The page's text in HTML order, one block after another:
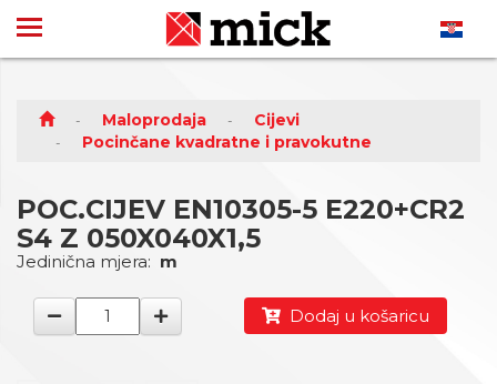
Maloprodaja
Cijevi
Pocinčane kvadratne i pravokutne
POC.CIJEV EN10305-5 E220+CR2
S4 Z 050X040X1,5
Jedinična mjera: m
Dodaj u košaricu